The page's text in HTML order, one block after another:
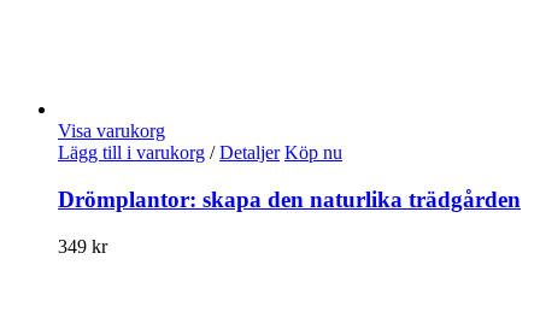
Visa varukorg
Lägg till i varukorg / Detaljer Köp nu
Drömplantor: skapa den naturlika trädgården
349 kr